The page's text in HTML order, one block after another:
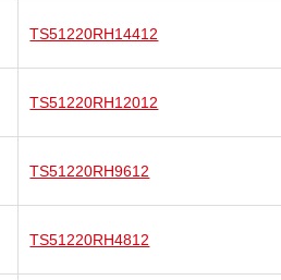
TS51220RH14412
TS51220RH12012
TS51220RH9612
TS51220RH4812